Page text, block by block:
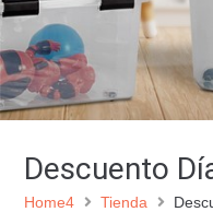
Descuento
Home4 Tienda